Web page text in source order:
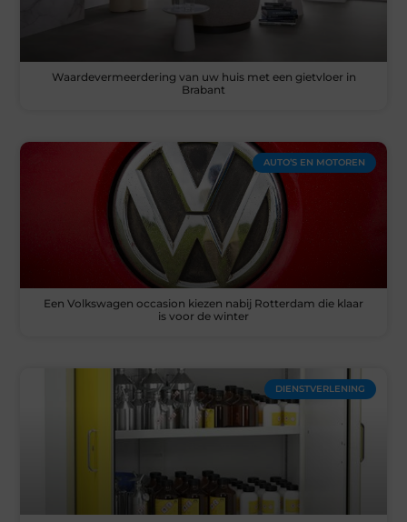
Waardevermeerdering van uw huis met een gietvloer in
Brabant
AUTO’S EN MOTOREN
Een Volkswagen occasion kiezen nabij Rotterdam die klaar
is voor de winter
DIENSTVERLENING